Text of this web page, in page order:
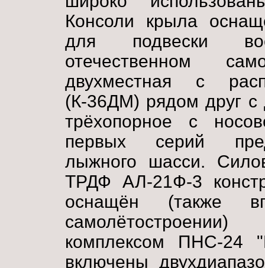
Консоли крыла
для подвески
отечественном
двухместная с
(К-36ДМ) рядом друг
трёхопорное с
первых серий
лыжного шасси.
ТРДФ АЛ-21Ф-3
оснащён (также
самолётостроении)
комплексом ПНС-24
включены